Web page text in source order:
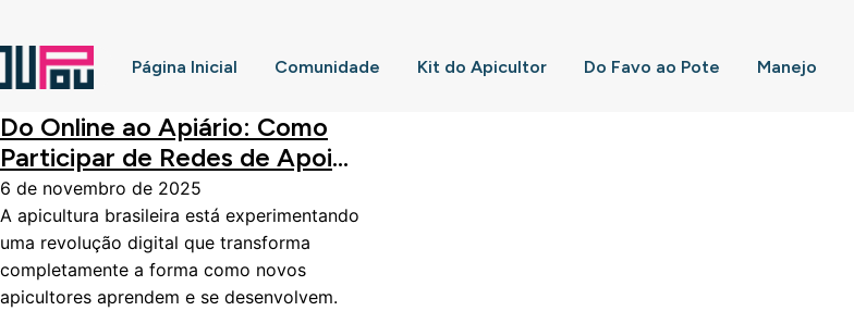
Página Inicial Comunidade Kit do Apicultor Do Favo ao Pote Manejo
Do Online ao Apiário: Como
Participar de Redes de Apoio
Pode Acelerar Sua Jornada na
Apicultura
6 de novembro de 2025
A apicultura brasileira está experimentando
uma revolução digital que transforma
completamente a forma como novos
apicultores aprendem e se desenvolvem.